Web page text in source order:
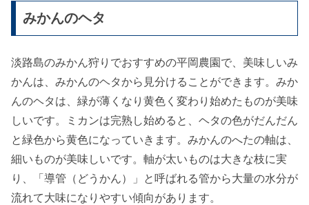
みかんのヘタ
淡路島のみかん狩りでおすすめの平岡農園で、美味しいみ
かんは、みかんのヘタから見分けることができます。みか
んのヘタは、緑が薄くなり黄色く変わり始めたものが美味
しいです。ミカンは完熟し始めると、ヘタの色がだんだん
と緑色から黄色になっていきます。みかんのへたの軸は、
細いものが美味しいです。軸が太いものは大きな枝に実
り、「導管（どうかん）」と呼ばれる管から大量の水分が
流れて大味になりやすい傾向があります。